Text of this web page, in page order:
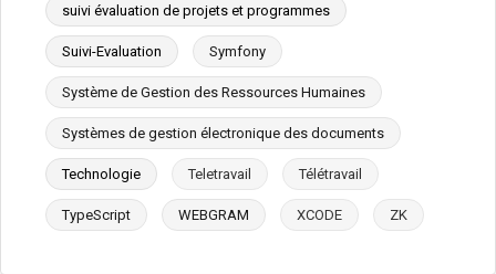
suivi évaluation de projets et programmes
Suivi-Evaluation Symfony
Système de Gestion des Ressources Humaines
Systèmes de gestion électronique des documents
Technologie Teletravail Télétravail
TypeScript WEBGRAM XCODE ZK